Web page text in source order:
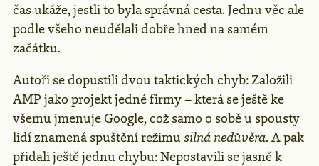
čas ukáže, jestli to byla správná cesta. Jednu věc ale
podle všeho neudělali dobře hned na samém
začátku.
Autoři se dopustili dvou taktických chyb: Založili
AMP jako projekt jedné firmy – která se ještě ke
všemu jmenuje Google, což samo o sobě u spousty
lidí znamená spuštění režimu silná nedůvěra. A pak
přidali ještě jednu chybu: Nepostavili se jasně k